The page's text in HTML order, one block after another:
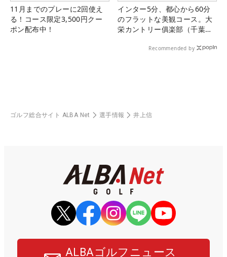
11月までのプレーに2回使え
る！コース限定3,500円クー
ポン配布中！
インター5分、都心から60分
のフラットな美観コース。大
栄カントリー俱楽部（千葉
Recommended by
ゴルフ総合サイト ALBA Net 選手情報 井上信
ALBAゴルフニュース